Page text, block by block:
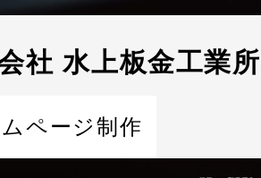
社 水上板金工業
ページ制作